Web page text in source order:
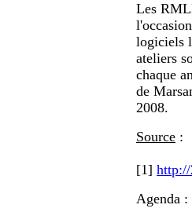
Les
logiciels
ateliers
chaque
de
2008.
Source :
[1]
Agenda :